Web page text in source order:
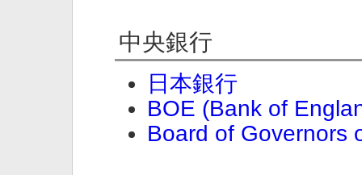
中央銀行
日本銀行
BOE (Bank of
Board of Governors